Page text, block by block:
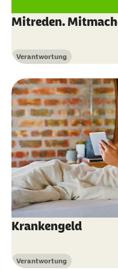
Mitreden.
Kategorie
Verantwortung
Krankengeld
Kategorie
Verantwortung